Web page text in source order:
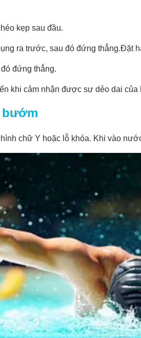
kẹp sau đầu.
ra trước, sau đó đứng thẳng.Đặt
đứng thẳng.
khi cảm nhận được sự dẻo dai
chữ Y hoặc lỗ khóa. Khi vào